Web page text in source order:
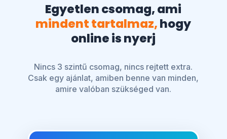
Egyetlen csomag, ami
mindent tartalmaz,hogy
online is nyerj
Nincs 3 szintű csomag, nincs rejtett extra.
Csak egy ajánlat, amiben benne van minden,
amire valóban szükséged van.